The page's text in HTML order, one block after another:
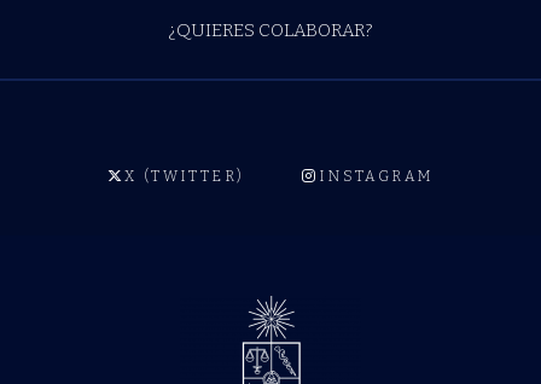
¿QUIERES COLABORAR?
X (TWITTER) INSTAGRAM